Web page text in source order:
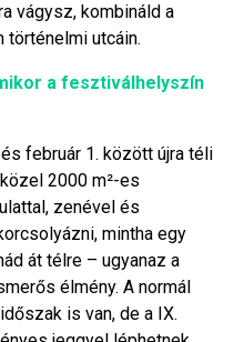
vágysz, kombináld a
utcáin.
a fesztiválhelyszín
február 1. között újra téli
2000 m²-es
zenével és
mintha egy
át télre – ugyanaz a
élmény. A normál
is van, de a IX.